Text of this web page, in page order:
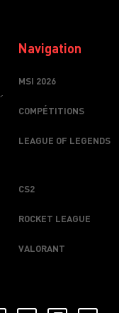
Navigation
MSI 2026
COMPÉTITIONS
LEAGUE OF LEGENDS
CS2
ROCKET LEAGUE
VALORANT